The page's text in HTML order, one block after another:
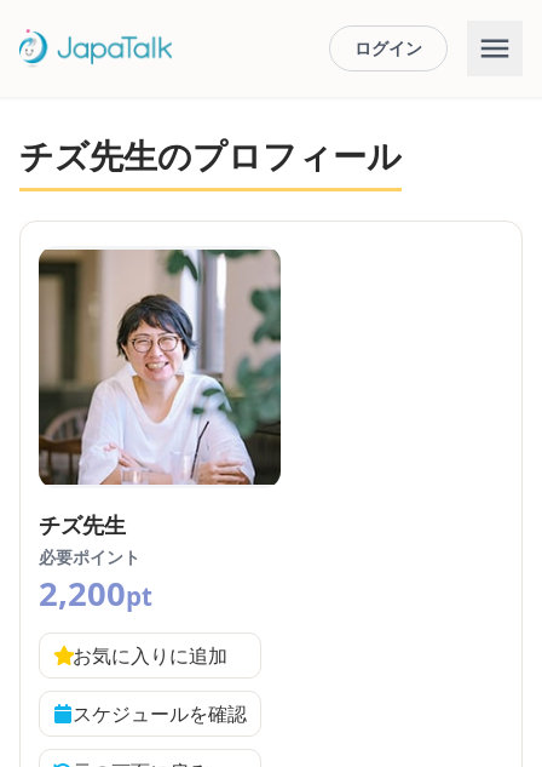
ログイン
チズ先生のプロフィール
チズ先生
必要ポイント
2,200pt
お気に入りに追加
スケジュールを確認